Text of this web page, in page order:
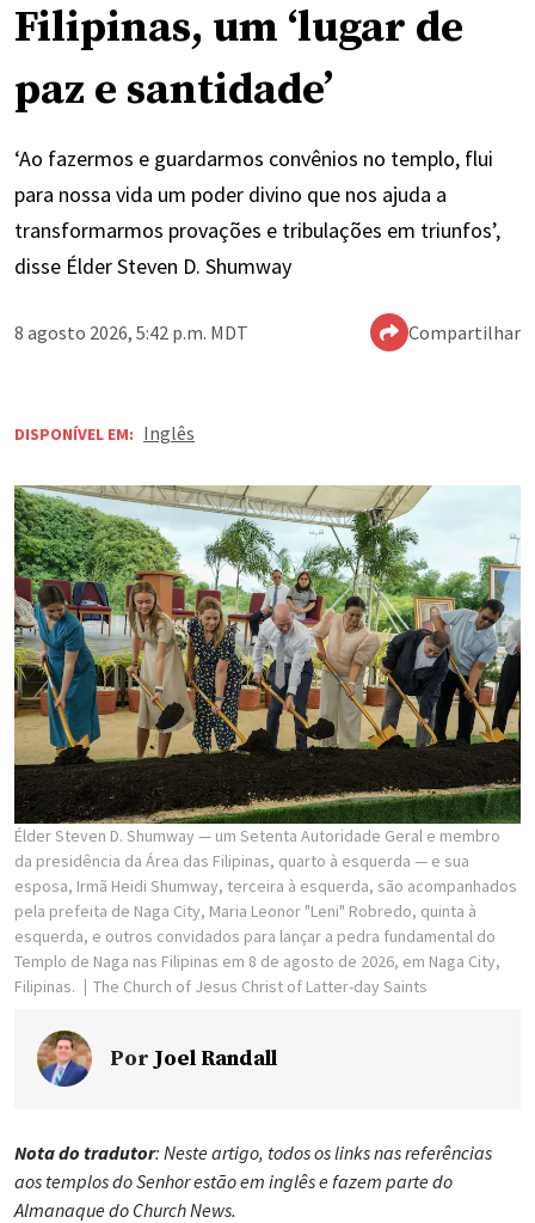
Filipinas, um ‘lugar de
paz e santidade’
‘Ao fazermos e guardarmos convênios no templo, flui
para nossa vida um poder divino que nos ajuda a
transformarmos provações e tribulações em triunfos’,
disse Élder Steven D. Shumway
8 agosto 2026, 5:42 p.m. MDT Compartilhar
DISPONÍVEL EM: Inglês
Élder Steven D. Shumway — um Setenta Autoridade Geral e membro
da presidência da Área das Filipinas, quarto à esquerda — e sua
esposa, Irmã Heidi Shumway, terceira à esquerda, são acompanhados
pela prefeita de Naga City, Maria Leonor "Leni" Robredo, quinta à
esquerda, e outros convidados para lançar a pedra fundamental do
Templo de Naga nas Filipinas em 8 de agosto de 2026, em Naga City,
Filipinas.
The Church of Jesus Christ of Latter-day Saints
Por Joel Randall
Nota do tradutor: Neste artigo, todos os links nas referências
aos templos do Senhor estão em inglês e fazem parte do
Almanaque do Church News.